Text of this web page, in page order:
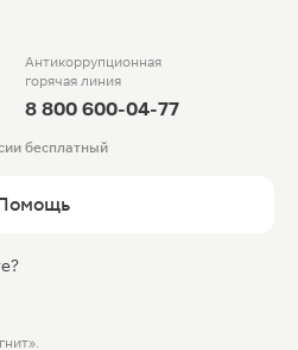
Антикоррупционная
горячая линия
8 800 600-04-77
бесплатный